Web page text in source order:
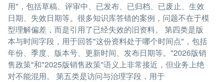
用"，包括草稿、评审中、已发布、已归档、已废止、生效
日期、失效日期等。很多知识库答错的案例，问题不在于模
型理解偏差，而是引用了已经失效的旧资料。 第四类是版
本与时间字段，用于回答"这份资料处于哪个时间点"，包括
年份、季度、版本号、更新时间、发布日期等。"2026版销
售政策"和"2025版销售政策"语义上非常接近，但业务上绝
对不能混用。 第五类是访问与治理字段，用于